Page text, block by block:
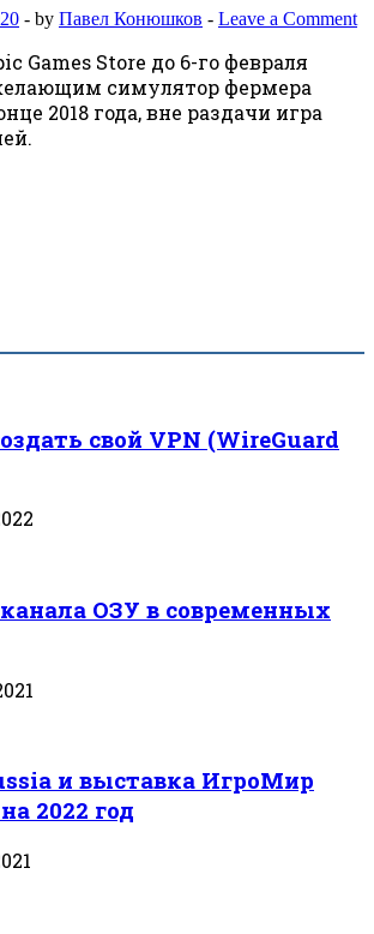
- by Павел Конюшков - Leave a Comment
Games Store до 6-го февраля
симулятор фермера
2018 года, вне раздачи игра
свой VPN (WireGuard
ОЗУ в современных
и выставка ИгроМир
2022 год